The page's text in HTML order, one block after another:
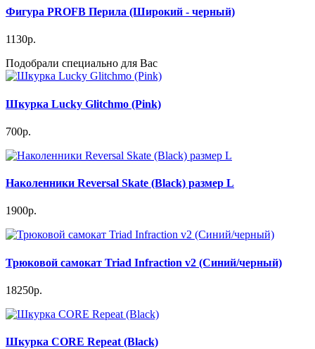
Фигура PROFB Перила (Широкий - черный)
1130р.
Подобрали специально для Вас
Шкурка Lucky Glitchmo (Pink)
700р.
Наколенники Reversal Skate (Black) размер L
1900р.
Трюковой самокат Triad Infraction v2 (Cиний/черный)
18250р.
Шкурка CORE Repeat (Black)